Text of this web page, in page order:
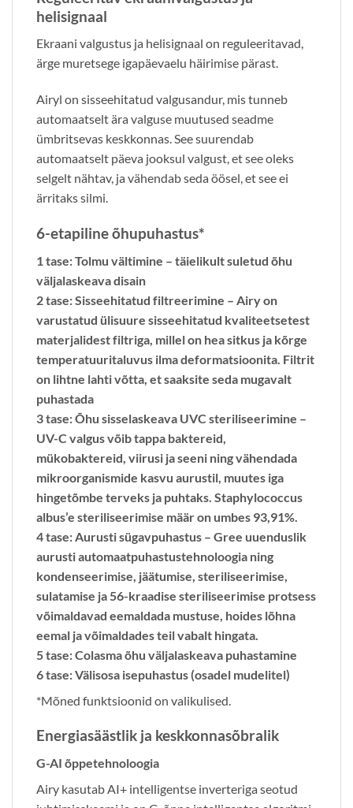
helisignaal
Ekraani valgustus ja helisignaal on reguleeritavad,
ärge muretsege igapäevaelu häirimise pärast.
Airyl on sisseehitatud valgusandur, mis tunneb
automaatselt ära valguse muutused seadme
ümbritsevas keskkonnas. See suurendab
automaatselt päeva jooksul valgust, et see oleks
selgelt nähtav, ja vähendab seda öösel, et see ei
ärritaks silmi.
6-etapiline õhupuhastus*
1 tase: Tolmu vältimine – täielikult suletud õhu
väljalaskeava disain
2 tase: Sisseehitatud filtreerimine – Airy on
varustatud ülisuure sisseehitatud kvaliteetsetest
materjalidest filtriga, millel on hea sitkus ja kõrge
temperatuuritaluvus ilma deformatsioonita. Filtrit
on lihtne lahti võtta, et saaksite seda mugavalt
puhastada
3 tase: Õhu sisselaskeava UVC steriliseerimine –
UV-C valgus võib tappa baktereid,
mükobaktereid, viirusi ja seeni ning vähendada
mikroorganismide kasvu aurustil, muutes iga
hingetõmbe terveks ja puhtaks. Staphylococcus
albus’e steriliseerimise määr on umbes 93,91%.
4 tase: Aurusti sügavpuhastus – Gree uuenduslik
aurusti automaatpuhastustehnoloogia ning
kondenseerimise, jäätumise, steriliseerimise,
sulatamise ja 56-kraadise steriliseerimise protsess
võimaldavad eemaldada mustuse, hoides lõhna
eemal ja võimaldades teil vabalt hingata.
5 tase: Colasma õhu väljalaskeava puhastamine
6 tase: Välisosa isepuhastus (osadel mudelitel)
*Mõned funktsioonid on valikulised.
Energiasäästlik ja keskkonnasõbralik
G-AI õppetehnoloogia
Airy kasutab AI+ intelligentse inverteriga seotud